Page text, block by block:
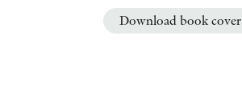
Download book cover